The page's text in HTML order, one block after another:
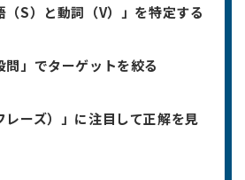
S）と動詞（V）」を特定する
」でターゲットを絞る
レーズ）」に注目して正解を見